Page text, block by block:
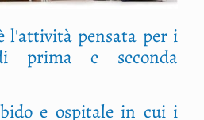
l'attività pensata per i
prima e seconda
e ospitale in cui i